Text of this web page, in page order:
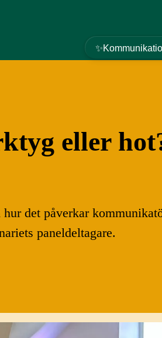
eller
det påverkar
paneldeltagare.